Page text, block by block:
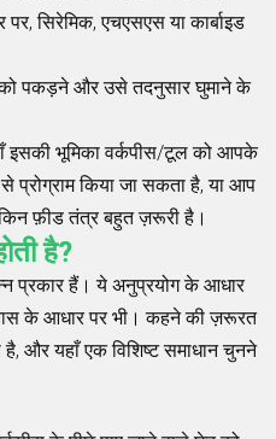
सिरेमिक, एचएसएस या कार्बाइड
पकड़ने और उसे तदनुसार घुमाने के
इसकी भूमिका वर्कपीस/टूल को आपके
प्रोग्राम किया जा सकता है, या आप
फ़ीड तंत्र बहुत ज़रूरी है।
है?
प्रकार हैं। ये अनुप्रयोग के आधार
के आधार पर भी। कहने की ज़रूरत
और यहाँ एक विशिष्ट समाधान चुनने